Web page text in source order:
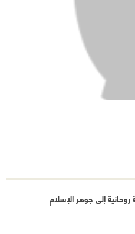
روحانية إلى جوهر الإسلام